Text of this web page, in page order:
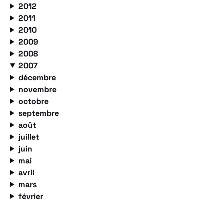
2012
2011
2010
2009
2008
2007
décembre
novembre
octobre
septembre
août
juillet
juin
mai
avril
mars
février